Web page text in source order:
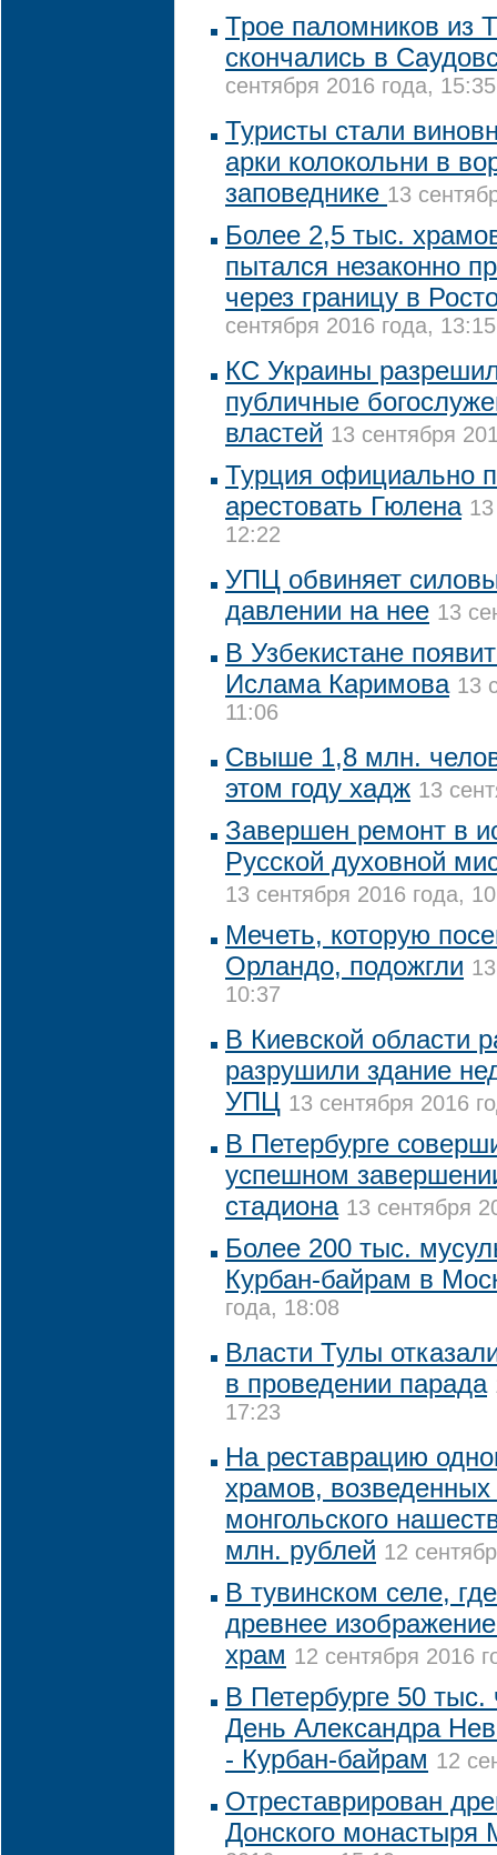
Трое паломников из
скончались в
сентября 2016 года, 15:35
Туристы стали
арки колокольни в
заповеднике 13
Более 2,5 тыс.
пытался незаконно
через границу в
сентября 2016 года, 13:15
КС Украины
публичные
властей 13 сентября
Турция официально
арестовать Гюлена
12:22
УПЦ обвиняет
давлении на нее 13
В Узбекистане
Ислама Каримова 13
11:06
Свыше 1,8 млн.
этом году хадж 13
Завершен ремонт в
Русской духовной
13 сентября 2016 года,
Мечеть, которую
Орландо, подожгли
10:37
В Киевской области
разрушили здание
УПЦ 13 сентября 2016
В Петербурге
успешном
стадиона 13 сентября
Более 200 тыс.
Курбан-байрам в
года, 18:08
Власти Тулы
в проведении парада
17:23
На реставрацию
храмов, возведенных
монгольского
млн. рублей 12
В тувинском селе,
древнее
храм 12 сентября 2016
В Петербурге 50 тыс.
День Александра
- Курбан-байрам 12
Отреставрирован
Донского